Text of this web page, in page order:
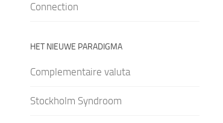
Connection
HET NIEUWE PARADIGMA
Complementaire valuta
Stockholm Syndroom